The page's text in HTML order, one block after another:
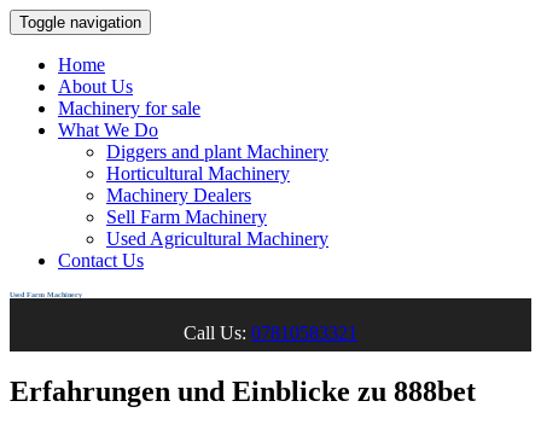
Toggle navigation
Home
About Us
Machinery for sale
What We Do
Diggers and plant Machinery
Horticultural Machinery
Machinery Dealers
Sell Farm Machinery
Used Agricultural Machinery
Contact Us
Used Farm Machinery
Call Us: 07810583321
Erfahrungen und Einblicke zu 888bet